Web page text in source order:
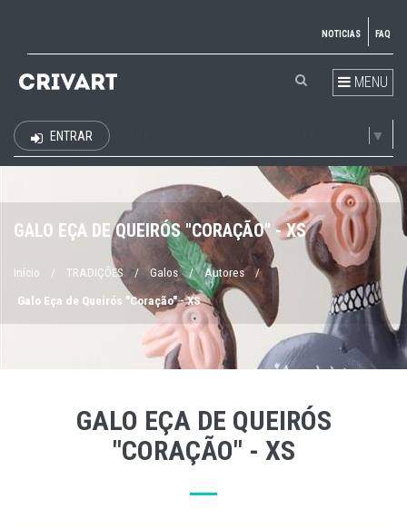
NOTICIAS FAQ
MENU
▼
ENTRAR
GALO EÇA DE QUEIRÓS "CORAÇÃO" - XS
Início / TRADIÇÕES / Galos / Autores /
Galo Eça de Queirós "Coração" - XS
GALO EÇA DE QUEIRÓS
"CORAÇÃO" - XS